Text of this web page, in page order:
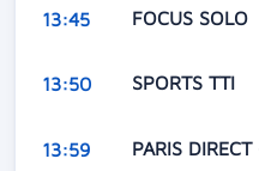
13:45 FOCUS SOLO
13:50 SPORTS TTI
13:59 PARIS